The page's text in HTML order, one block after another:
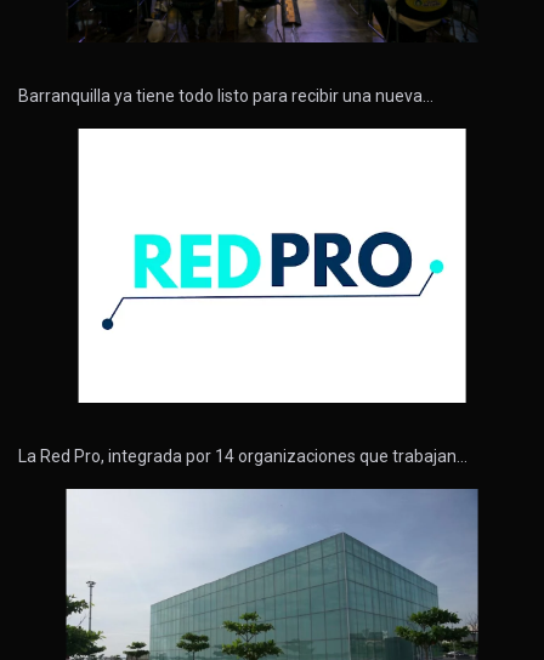
Barranquilla ya tiene todo listo para recibir una nueva…
La Red Pro, integrada por 14 organizaciones que trabajan…